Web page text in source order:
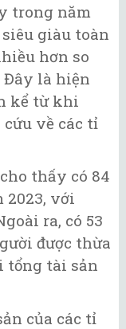
trong năm
giàu toàn
hơn so
Đây là hiện
kể từ khi
về các tỉ
thấy có 84
với
ra, có 53
được thừa
tổng tài sản
của các tỉ